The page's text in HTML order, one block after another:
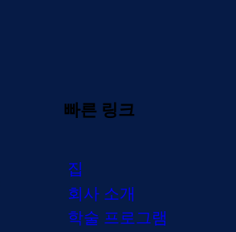
빠른 링크
집
회사 소개
학술 프로그램